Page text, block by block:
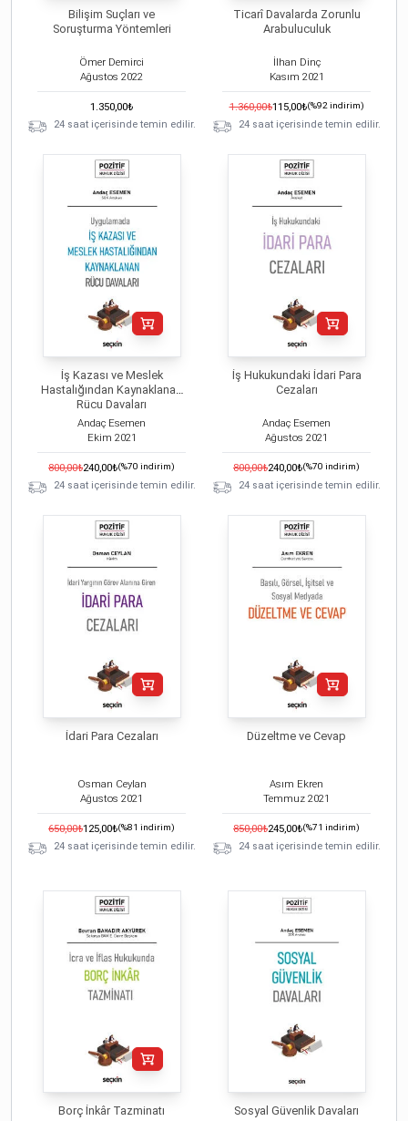
Bilişim Suçları ve
Soruşturma Yöntemleri
Ömer Demirci
Ağustos 2022
1.350,00₺
24 saat içerisinde temin edilir.
Ticarî Davalarda Zorunlu
Arabuluculuk
İlhan Dinç
Kasım 2021
1.360,00₺115,00₺(%92indirim)
24 saat içerisinde temin edilir.
İş Kazası ve Meslek
Hastalığından Kaynaklanan
Rücu Davaları
Andaç Esemen
Ekim 2021
800,00₺240,00₺(%70 indirim)
24 saat içerisinde temin edilir.
İş Hukukundaki İdari Para
Cezaları
Andaç Esemen
Ağustos 2021
800,00₺240,00₺(%70 indirim)
24 saat içerisinde temin edilir.
İdari Para Cezaları
Osman Ceylan
Ağustos 2021
650,00₺125,00₺(%81 indirim)
24 saat içerisinde temin edilir.
Düzeltme ve Cevap
Asım Ekren
Temmuz 2021
850,00₺245,00₺(%71 indirim)
24 saat içerisinde temin edilir.
Borç İnkâr Tazminatı Sosyal Güvenlik Davaları